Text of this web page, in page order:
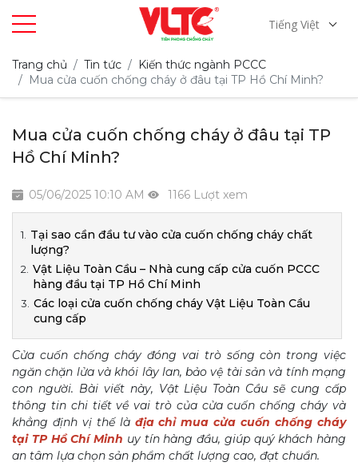
Tiếng Việt
Trang chủ Tin tức
Kiến thức ngành PCCC
Mua cửa cuốn chống cháy ở đâu tại TP Hồ Chí Minh?
Mua cửa cuốn chống cháy ở đâu tại TP
Hồ Chí Minh?
05/06/2025 10:10 AM 1166 Lượt xem
Tại sao cần đầu tư vào cửa cuốn chống cháy chất
lượng?
Vật Liệu Toàn Cầu – Nhà cung cấp cửa cuốn PCCC
hàng đầu tại TP Hồ Chí Minh
Các loại cửa cuốn chống cháy Vật Liệu Toàn Cầu
cung cấp
Cửa cuốn chống cháy đóng vai trò sống còn trong việc
ngăn chặn lửa và khói lây lan, bảo vệ tài sản và tính mạng
con người. Bài viết này, Vật Liệu Toàn Cầu sẽ cung cấp
thông tin chi tiết về vai trò của cửa cuốn chống cháy và
khẳng định vị thế là địa chỉ mua cửa cuốn chống cháy
tại TP Hồ Chí Minh uy tín hàng đầu, giúp quý khách hàng
an tâm lựa chọn sản phẩm chất lượng cao, đạt chuẩn.